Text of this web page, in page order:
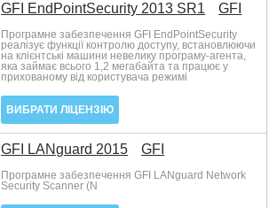
GFI EndPointSecurity 2013 SR1 GFI
Програмне забезпечення GFI EndPointSecurity
реалізує функції контролю доступу, встановлюючи
на клієнтські машини невелику програму-агента,
яка займає всього 1,2 мегабайта та працює у
прихованому від користувача режимі
ВИБРАТИ ЛІЦЕНЗІЮ
GFI LANguard 2015 GFI
Програмне забезпечення GFI LANguard Network
Security Scanner (N